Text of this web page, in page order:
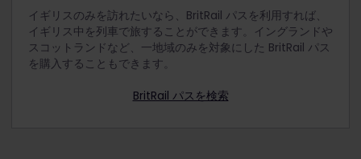
ロンドン オーバーグラウンド (London
Overground)
ルモ (Lumo)
マージーレイル (Merseyrail)
ナショナル レイル (National Rail)
イギリスのみを訪れたいなら、BritRail パスを利用すれば、
イギリス中を列車で旅することができます。イングランドや
スコットランドなど、一地域のみを対象にした BritRail パス
を購入することもできます。
BritRail パスを検索